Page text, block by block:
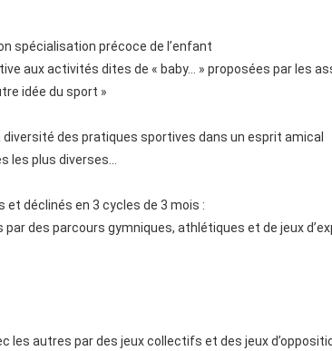
spécialisation précoce de l’enfant
aux activités dites de « baby… » proposées par les
idée du sport »
des pratiques sportives dans un esprit amical
les plus diverses…
déclinés en 3 cycles de 3 mois :
des parcours gymniques, athlétiques et de jeux
les autres par des jeux collectifs et des jeux